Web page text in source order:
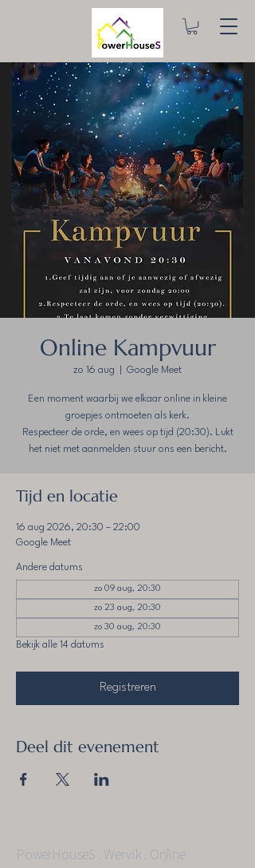
Online Kampvuur
zo 16 aug Google Meet
Een moment waarbij we elkaar online in kleine
groepjes ontmoeten als kerk.
Respecteer de orde, en wees op tijd (20:30). Lukt
het niet met aanmelden stuur ons een bericht.
Tijd en locatie
16 aug 2026, 20:30 – 22:00
Google Meet
Andere datums
zo 09 aug, 20:30
zo 23 aug, 20:30
zo 30 aug, 20:30
Bekijk alle 14 datums
Registreren
Deel dit evenement
PowerHouseS . Wervik . Online